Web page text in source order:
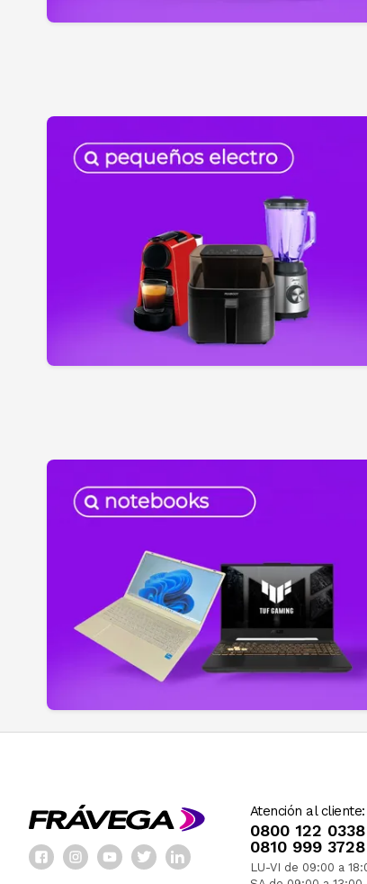
Atención al cliente:
0800 122 0338
0810 999 3728
LU-VI de 09:00 a